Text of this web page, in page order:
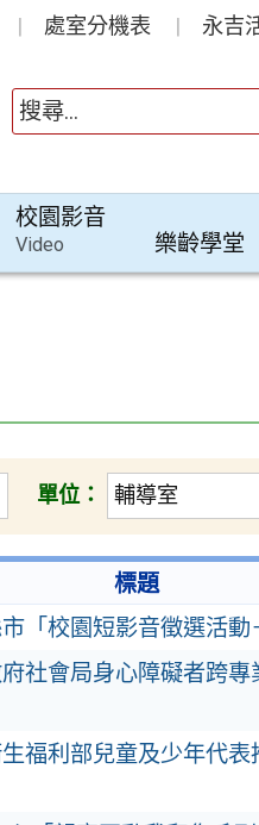
處室分機表 永吉
校園影音
Video 樂齡學堂
單位：
標題
「校園短影音徵選活動
社會局身心障礙者跨
福利部兒童及少年代